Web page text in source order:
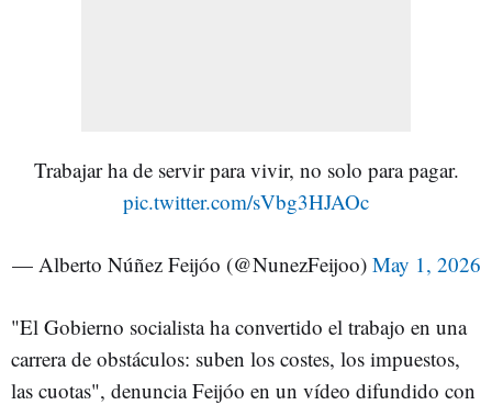
Trabajar ha de servir para vivir, no solo para pagar.
pic.twitter.com/sVbg3HJAOc
— Alberto Núñez Feijóo (@NunezFeijoo) May 1, 2026
"El Gobierno socialista ha convertido el trabajo en una
carrera de obstáculos: suben los costes, los impuestos,
las cuotas", denuncia Feijóo en un vídeo difundido con